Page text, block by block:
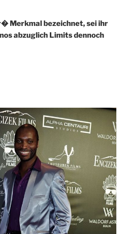
Merkmal bezeichnet, sei ihr
abzuglich Limits dennoch